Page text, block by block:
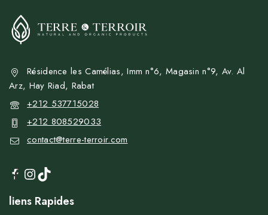
Résidence les Camélias, Imm n°6, Magasin n°9, Av. Al
Arz, Hay Riad, Rabat
+212 537715028
+212 808529033
contact@terre-terroir.com
liens Rapides